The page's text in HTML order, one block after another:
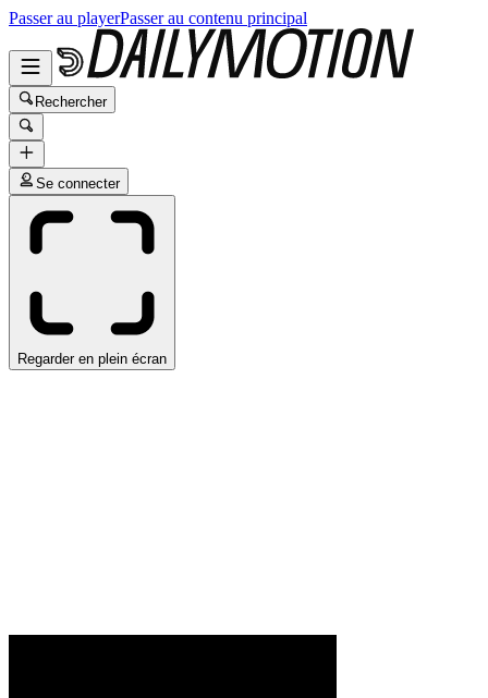
Passer au playerPasser au contenu principal
Rechercher
Se connecter
Regarder en plein écran